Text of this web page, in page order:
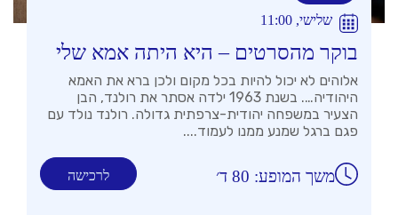
שלישי, 11:00
בוקר מהסרטים – היא היתה אמא שלי
אלוהים לא יכול להיות בכל מקום ולכן ברא את האמא
היהודיה…. בשנת 1963 ילדה אסתר את רולנד, הבן
הצעיר במשפחה יהודית-צרפתית גדולה. רולנד נולד עם
פגם ברגל שמנע ממנו לעמוד....
לרכישה משך המופע: 80 ד׳